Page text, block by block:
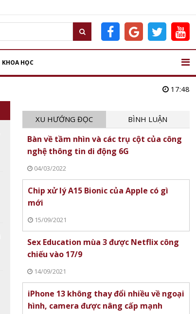
KHOA HỌC
17:48
XU HƯỚNG ĐỌC BÌNH LUẬN
Bàn về tầm nhìn và các trụ cột của công
nghệ thông tin di động 6G
04/03/2022
Chip xử lý A15 Bionic của Apple có gì
mới
15/09/2021
Sex Education mùa 3 được Netflix công
chiếu vào 17/9
14/09/2021
iPhone 13 không thay đổi nhiều về ngoại
hình, camera được nâng cấp mạnh